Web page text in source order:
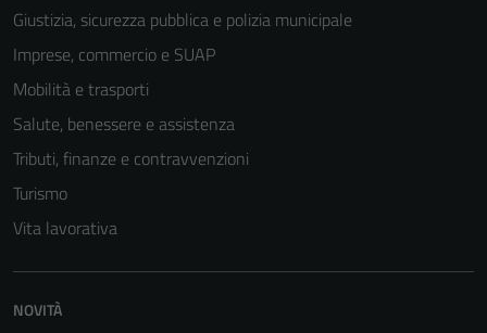
Giustizia, sicurezza pubblica e polizia municipale
Imprese, commercio e SUAP
Mobilità e trasporti
Salute, benessere e assistenza
Tributi, finanze e contravvenzioni
Turismo
Vita lavorativa
NOVITÀ
Questi cookie
informazioni